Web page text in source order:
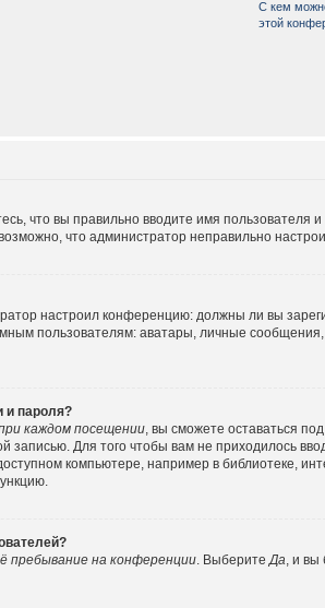
С кем
этой
что вы правильно вводите имя
что администратор неправильно
настроил конференцию: должны ли вы
пользователям: аватары, личные сообщения,
и пароля?
каждом посещении, вы сможете оставаться
записью. Для того чтобы вам не приходилось
компьютере, например в библиотеке,
пребывание на конференции. ВыберитеДа, и вы